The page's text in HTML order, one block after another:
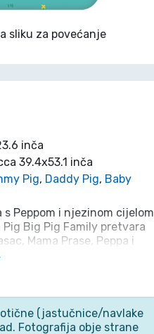
sliku za povećanje
inča
39.4x53.1 inča
Pig, Daddy Pig, Baby
Peppom i njezinom cijelom
Big Pig Family pretvara
Mama Prase, Peppa i
Izrađena od mekanog i
u vrtiću ili tople noći
snove, jer u krugu
(jastučnice/navlake
Fotografija obje strane